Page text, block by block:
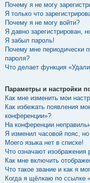
Почему я не могу
Я только что
Почему я не могу войти?
Я давно зарегистрирован,
Я забыл пароль!
Почему мне периодически
пароля?
Что делает функция
Параметры и настройки
Как мне изменить мои
Как избежать появления
конференции»?
На конференции
Я изменил часовой пояс,
Моего языка нет в списке!
Что означают
Как мне включить
Что такое звание и как я
Когда я щёлкаю по ссылке